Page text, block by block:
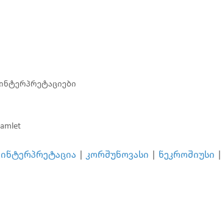
ინტერპრეტაცია კორშუნოვასი ნეკროშიუსი